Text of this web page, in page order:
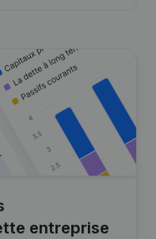
entreprise